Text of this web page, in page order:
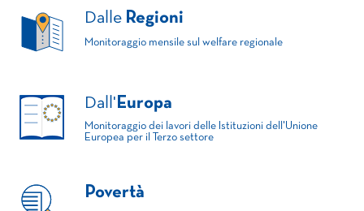
Dalle Regioni
Monitoraggio mensile sul welfare regionale
Dall' Europa
Monitoraggio dei lavori delle Istituzioni dell'Unione
Europea per il Terzo settore
Povertà